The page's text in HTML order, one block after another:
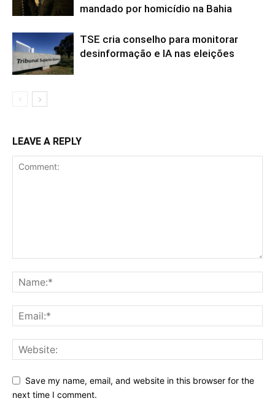
mandado por homicídio na Bahia
TSE cria conselho para monitorar
desinformação e IA nas eleições
LEAVE A REPLY
Save my name, email, and website in this browser for the
next time I comment.